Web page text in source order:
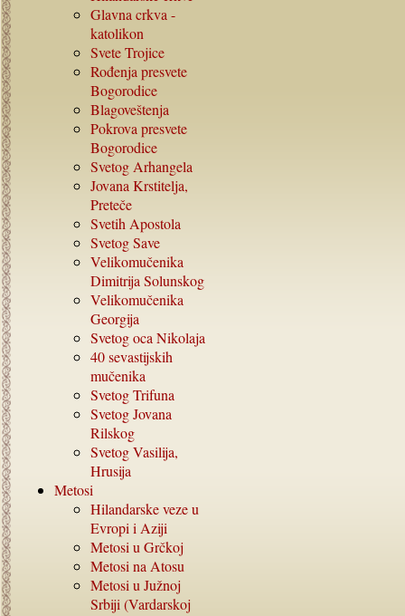
Glavna crkva -
katolikon
Svete Trojice
Rođenja presvete
Bogorodice
Blagoveštenja
Pokrova presvete
Bogorodice
Svetog Arhangela
Jovana Krstitelja,
Preteče
Svetih Apostola
Svetog Save
Velikomučenika
Dimitrija Solunskog
Velikomučenika
Georgija
Svetog oca Nikolaja
40sevastijskih
mučenika
Svetog Trifuna
Svetog Jovana
Rilskog
Svetog Vasilija,
Hrusija
Metosi
Hilandarske veze u
Evropi i Aziji
Metosi u Grčkoj
Metosi na Atosu
Metosi u Južnoj
Srbiji (Vardarskoj